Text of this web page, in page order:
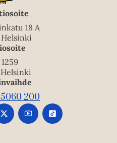
18 A
Helsinki
Helsinki
200